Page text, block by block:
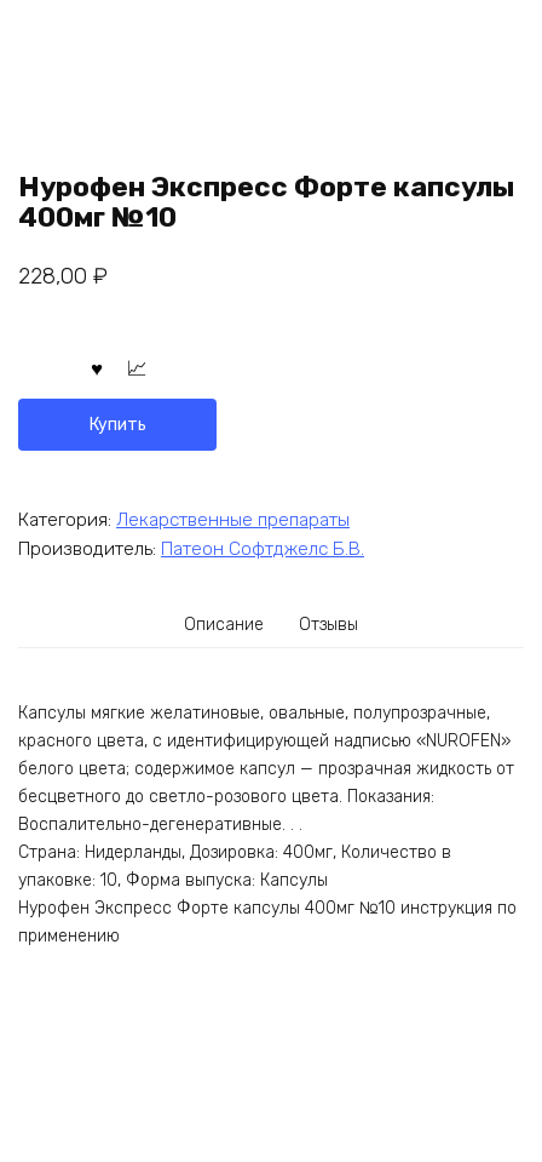
Нурофен Экспресс Форте капсулы
400мг №10
228,00 ₽
Купить
Категория: Лекарственные препараты
Производитель: Патеон Софтджелс Б.В.
Описание Отзывы
Капсулы мягкие желатиновые, овальные, полупрозрачные,
красного цвета, с идентифицирующей надписью «NUROFEN»
белого цвета; содержимое капсул — прозрачная жидкость от
бесцветного до светло-розового цвета. Показания:
Воспалительно-дегенеративные. . .
Страна: Нидерланды, Дозировка: 400мг, Количество в
упаковке: 10, Форма выпуска: Капсулы
Нурофен Экспресс Форте капсулы 400мг №10 инструкция по
применению